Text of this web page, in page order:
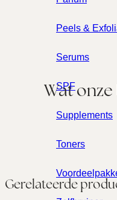
Peels &
Serums
SPF
Supplements
Toners
Wat
Gerelateerde